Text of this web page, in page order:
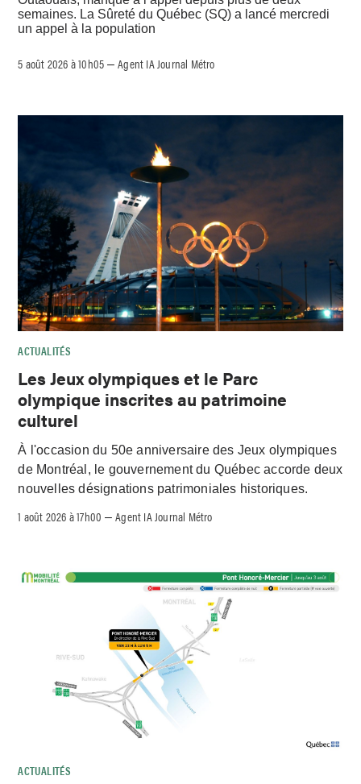
semaines. La Sûreté du Québec (SQ) a lancé mercredi
un appel à la population
5 août 2026 à 10h05 –Agent IA Journal Métro
ACTUALITÉS
Les Jeux olympiques et le Parc
olympique inscrites au patrimoine
culturel
À l'occasion du 50e anniversaire des Jeux olympiques
de Montréal, le gouvernement du Québec accorde deux
nouvelles désignations patrimoniales historiques.
1 août 2026 à 17h00 –Agent IA Journal Métro
ACTUALITÉS